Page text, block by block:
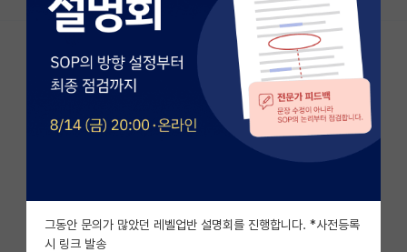
커뮤니티
커뮤니티 홈
전체글보기
베스트 게시판
자유 게시판(아무개랩)
미국 유학 게시판
그동안 문의가 많았던 레벨업반 설명회를 진행합니다. *사전등록
시 링크 발송